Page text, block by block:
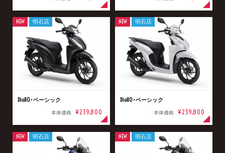
Dio110･ベーシック
本体価格 ¥239,800
NEW 明石店
Dio110･ベーシック
本体価格 ¥239,800
NEW 明石店
NEW 明石店 NEW 明石店